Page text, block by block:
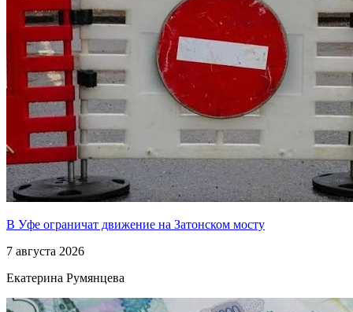
В Уфе ограничат движение на Затонском мосту
7 августа 2026
Екатерина Румянцева